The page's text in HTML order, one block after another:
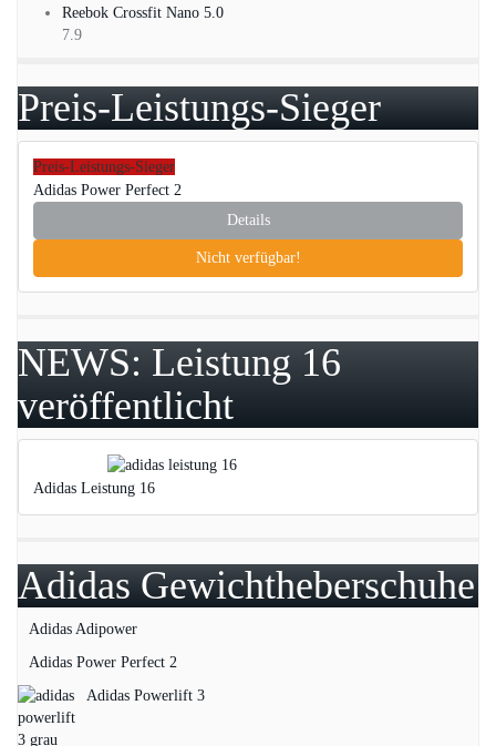
Reebok Crossfit Nano 5.0
7.9
Preis-Leistungs-Sieger
Preis-Leistungs-Sieger
Adidas Power Perfect 2
Details
Nicht verfügbar!
NEWS: Leistung 16
veröffentlicht
Adidas Leistung 16
Adidas Gewichtheberschuhe
Adidas Adipower
Adidas Power Perfect 2
Adidas Powerlift 3